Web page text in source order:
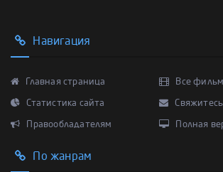
Навигация
Главная страница Все
Статистика сайта
Правообладателям Полная
По жанрам